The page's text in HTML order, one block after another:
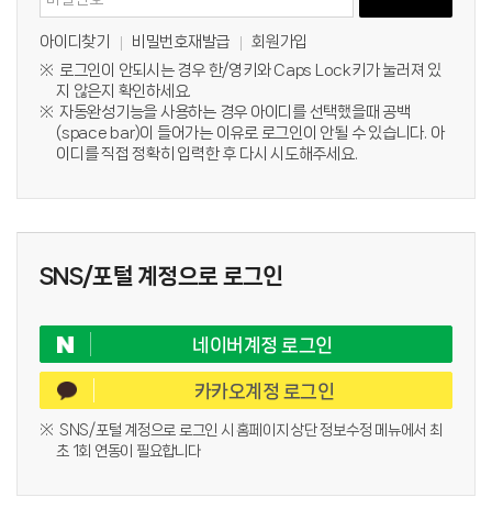
아이디찾기 비밀번호재발급
회원가입
로그인이 안되시는 경우 한/영키와 Caps Lock키가 눌러져 있
지 않은지 확인하세요.
자동완성기능을 사용하는 경우 아이디를 선택했을때 공백
(space bar)이 들어가는 이유로 로그인이 안될 수 있습니다. 아
이디를 직접 정확히 입력한 후 다시 시도해주세요.
SNS/포털 계정으로 로그인
네이버계정 로그인
카카오계정 로그인
SNS/포털 계정으로 로그인 시 홈페이지 상단 정보수정 메뉴에서 최
초 1회 연동이 필요합니다